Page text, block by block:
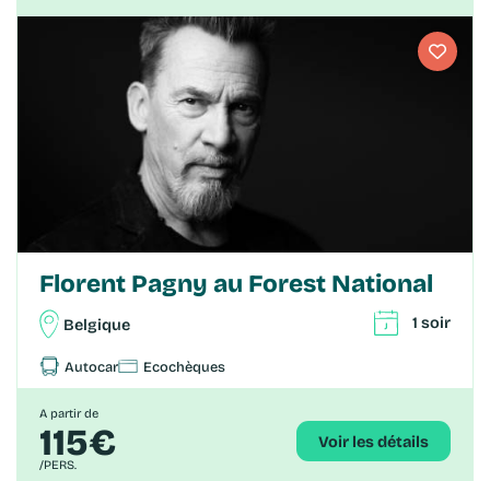
Florent Pagny au Forest National
Belgique 1 soir
Autocar Ecochèques
A partir de
115€
/PERS.
Voir les détails